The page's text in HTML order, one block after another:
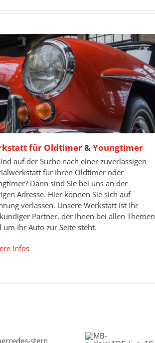
für Oldtimer&Youngtimer
auf der Suche nach einer zuverlässigen
für Ihren Oldtimer oder
Dann sind Sie bei uns an der
Adresse. Hier können Sie sich auf
verlassen. Unsere Werkstatt ist Ihr
Partner, der Ihnen bei allen Themen
um Ihr Auto zur Seite steht.
Infos